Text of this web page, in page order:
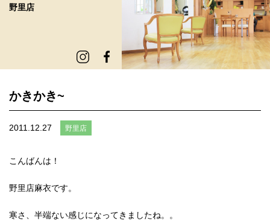
野里店
かきかき~
2011.12.27 野里店
こんばんは！
野里店麻衣です。
寒さ、半端ない感じになってきましたね。。